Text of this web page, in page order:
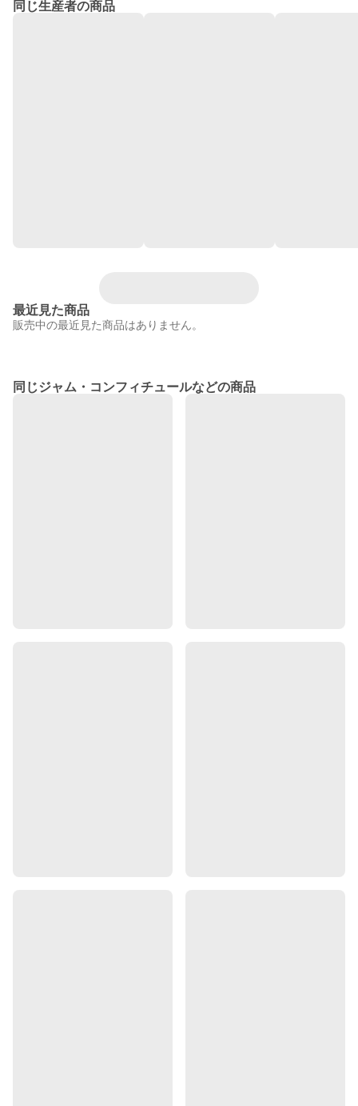
同じ生産者の商品
最近見た商品
販売中の最近見た商品はありません。
同じジャム・コンフィチュールなどの商品